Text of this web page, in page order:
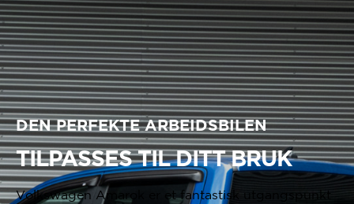
DEN PERFEKTE ARBEIDSBILEN
TILPASSES TIL DITT BRUK
Volkswagen Amarok er et fantastisk utgangspunkt